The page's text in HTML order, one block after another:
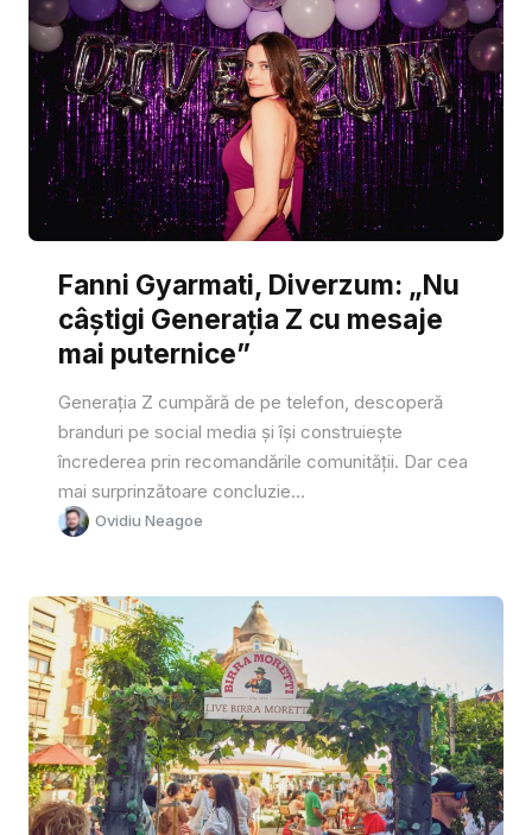
Fanni Gyarmati, Diverzum: „Nu
câștigi Generația Z cu mesaje
mai puternice”
Generația Z cumpără de pe telefon, descoperă
branduri pe social media și își construiește
încrederea prin recomandările comunității. Dar cea
mai surprinzătoare concluzie...
Ovidiu Neagoe